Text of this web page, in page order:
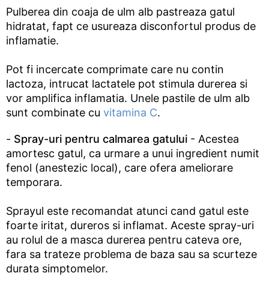
Pulberea din coaja de ulm alb pastreaza gatul
hidratat, fapt ce usureaza disconfortul produs de
inflamatie.
Pot fi incercate comprimate care nu contin
lactoza, intrucat lactatele pot stimula durerea si
vor amplifica inflamatia. Unele pastile de ulm alb
sunt combinate cu vitamina C.
- Spray-uri pentru calmarea gatului - Acestea
amortesc gatul, ca urmare a unui ingredient numit
fenol (anestezic local), care ofera ameliorare
temporara.
Sprayul este recomandat atunci cand gatul este
foarte iritat, dureros si inflamat. Aceste spray-uri
au rolul de a masca durerea pentru cateva ore,
fara sa trateze problema de baza sau sa scurteze
durata simptomelor.